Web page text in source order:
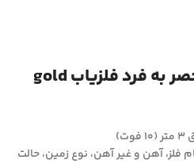
از دیگر ویژگی های منحصر به فرد فلزیاب gold
آهن و غیر آهن، نوع زمین، حالت